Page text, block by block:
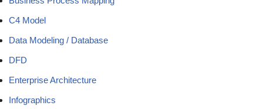
C4 Model
Data Modeling / Database
DFD
Enterprise Architecture
Infographics